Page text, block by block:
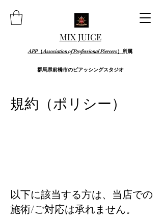
MIX JUICE
APP（Assosiation of Professional Piercers） 所属
群馬県前橋市のピアッシングスタジオ
規約（ポリシー）
以下に該当する方は、当店での
施術/ご対応は承れません。